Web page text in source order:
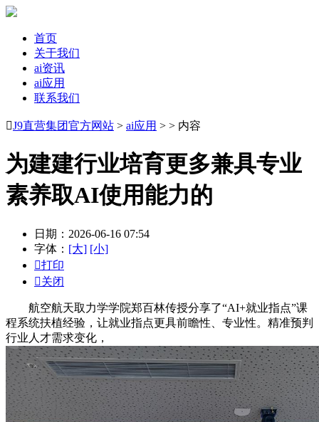
首页
关于我们
ai资讯
ai应用
联系我们
J9直营集团官方网站 > ai应用 > > 内容
为建建行业培育更多兼具专业
素养取AI使用能力的
日期：2026-06-16 07:54
字体： [大] [小]
打印
关闭
航空航天取力学学院郑百林传授分享了“AI+就业指点”课
程系统扶植经验，让就业指点更具前瞻性、专业性。精准预判
行业人才需求变化，